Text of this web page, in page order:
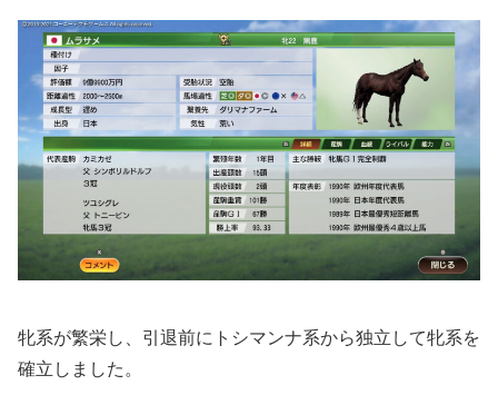
牝系が繁栄し、引退前にトシマンナ系から独立して牝系を
確立しました。